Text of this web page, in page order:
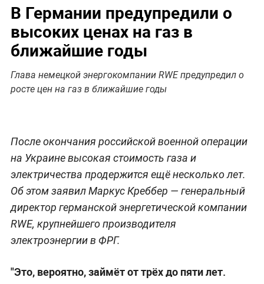
В Германии предупредили о
высоких ценах на газ в
ближайшие годы
Глава немецкой энергокомпании RWE предупредил о
росте цен на газ в ближайшие годы
После окончания российской военной операции
на Украине высокая стоимость газа и
электричества продержится ещё несколько лет.
Об этом заявил Маркус Креббер — генеральный
директор германской энергетической компании
RWE, крупнейшего производителя
электроэнергии в ФРГ.
"Это, вероятно, займёт от трёх до пяти лет.